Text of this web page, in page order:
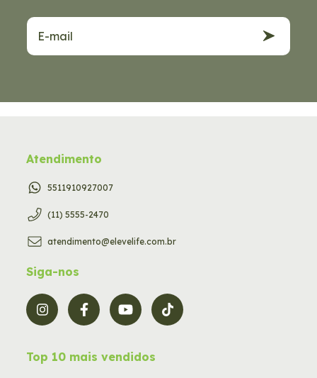
Atendimento
5511910927007
(11) 5555-2470
atendimento@elevelife.com.br
Siga-nos
Top 10 mais vendidos